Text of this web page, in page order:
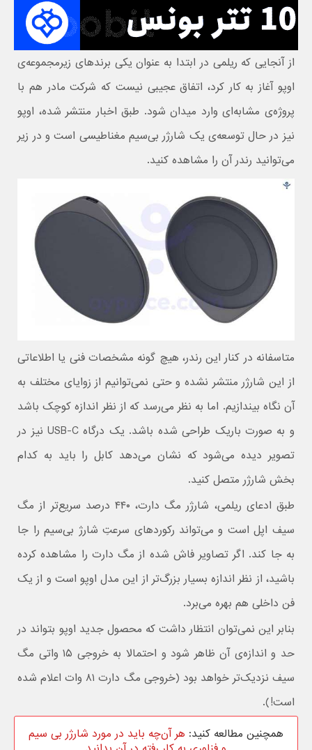
از آنجایی که ریلمی در ابتدا به عنوان یکی برندهای زیرمجموعه‌ی
اوپو آغاز به کار کرد، اتفاق عجیبی نیست که شرکت مادر هم با
پروژه‌ی مشابه‌ای وارد میدان شود. طبق اخبار منتشر شده، اوپو
نیز در حال توسعه‌ی یک شارژر بی‌سیم مغناطیسی است و در زیر
می‌توانید رندر آن را مشاهده کنید.
متاسفانه در کنار این رندر، هیچ گونه مشخصات فنی یا اطلاعاتی
از این شارژر منتشر نشده و حتی نمی‌توانیم از زوایای مختلف به
آن نگاه بیندازیم. اما به نظر می‌رسد که از نظر اندازه کوچک باشد
و به صورت باریک طراحی شده باشد. یک درگاه USB-C نیز در
تصویر دیده می‌شود که نشان می‌دهد کابل را باید به کدام
بخش شارژر متصل کنید.
طبق ادعای ریلمی، شارژر مگ دارت، ۴۴۰ درصد سریع‌تر از مگ
سیف اپل است و می‌تواند رکوردهای سرعتِ شارژ بی‌سیم را جا
به جا کند. اگر تصاویر فاش شده از مگ دارت را مشاهده کرده
باشید، از نظر اندازه بسیار بزرگ‌تر از این مدل اوپو است و از یک
فن داخلی هم بهره می‌برد.
بنابر این نمی‌توان انتظار داشت که محصول جدید اوپو بتواند در
حد و اندازه‌ی آن ظاهر شود و احتمالا به خروجی ۱۵ واتی مگ
سیف نزدیک‌تر خواهد بود (خروجی مگ دارت ۸۱ وات اعلام شده
است!).
همچنین مطالعه کنید: هر آن‌چه باید در مورد شارژر بی سیم